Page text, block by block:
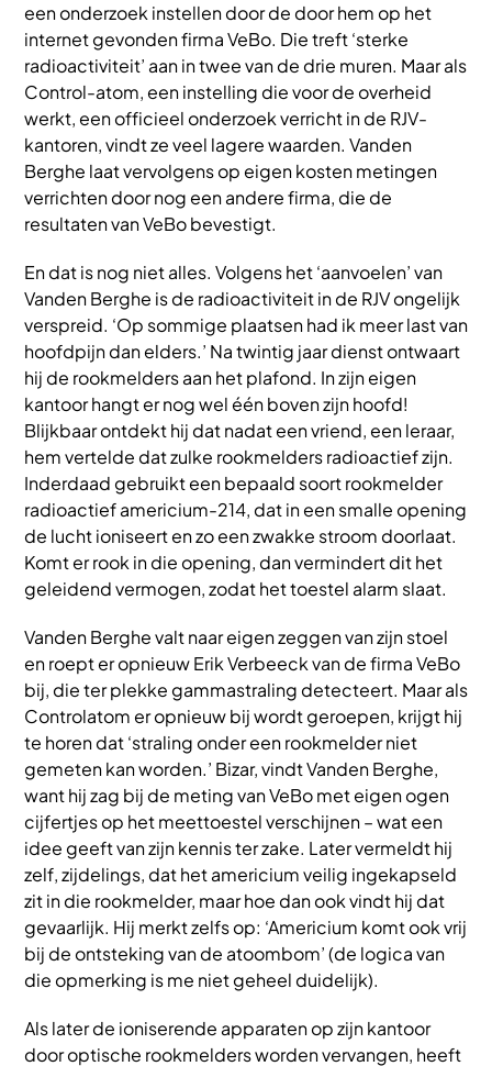
een onderzoek instellen door de door hem op het
internet gevonden firma VeBo. Die treft ‘sterke
radioactiviteit’ aan in twee van de drie muren. Maar als
Control-atom, een instelling die voor de overheid
werkt, een officieel onderzoek verricht in de RJV-
kantoren, vindt ze veel lagere waarden. Vanden
Berghe laat vervolgens op eigen kosten metingen
verrichten door nog een andere firma, die de
resultaten van VeBo bevestigt.
En dat is nog niet alles. Volgens het ‘aanvoelen’ van
Vanden Berghe is de radioactiviteit in de RJV ongelijk
verspreid. ‘Op sommige plaatsen had ik meer last van
hoofdpijn dan elders.’ Na twintig jaar dienst ontwaart
hij de rookmelders aan het plafond. In zijn eigen
kantoor hangt er nog wel één boven zijn hoofd!
Blijkbaar ontdekt hij dat nadat een vriend, een leraar,
hem vertelde dat zulke rookmelders radioactief zijn.
Inderdaad gebruikt een bepaald soort rookmelder
radioactief americium-214, dat in een smalle opening
de lucht ioniseert en zo een zwakke stroom doorlaat.
Komt er rook in die opening, dan vermindert dit het
geleidend vermogen, zodat het toestel alarm slaat.
Vanden Berghe valt naar eigen zeggen van zijn stoel
en roept er opnieuw Erik Verbeeck van de firma VeBo
bij, die ter plekke gammastraling detecteert. Maar als
Controlatom er opnieuw bij wordt geroepen, krijgt hij
te horen dat ‘straling onder een rookmelder niet
gemeten kan worden.’ Bizar, vindt Vanden Berghe,
want hij zag bij de meting van VeBo met eigen ogen
cijfertjes op het meettoestel verschijnen – wat een
idee geeft van zijn kennis ter zake. Later vermeldt hij
zelf, zijdelings, dat het americium veilig ingekapseld
zit in die rookmelder, maar hoe dan ook vindt hij dat
gevaarlijk. Hij merkt zelfs op: ‘Americium komt ook vrij
bij de ontsteking van de atoombom’ (de logica van
die opmerking is me niet geheel duidelijk).
Als later de ioniserende apparaten op zijn kantoor
door optische rookmelders worden vervangen, heeft